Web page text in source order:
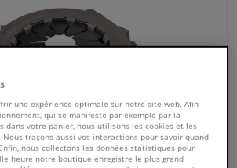
chauffage
une expérience optimale sur notre site web. Afin
qui se manifeste par exemple par la
dans votre panier, nous utilisons les cookies et les
traçons aussi vos interactions pour savoir quand
nous collectons les données statistiques pour
heure notre boutique enregistre le plus grand